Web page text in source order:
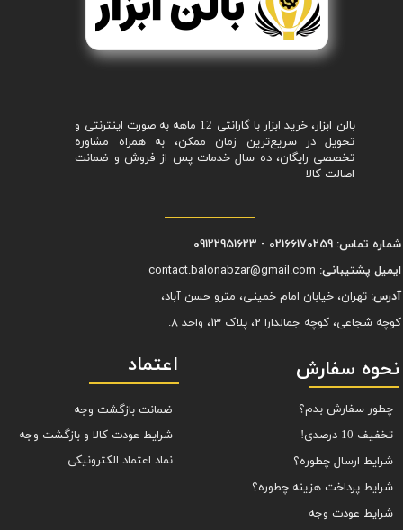
بالن ابزار، خرید ابزار با گارانتی 12 ماهه به صورت اینترنتی و
تحویل در سریع‌ترین زمان ممکن، به همراه مشاوره
تخصصی رایگان، ده سال خدمات پس از فروش و ضمانت
اصالت کالا
شماره تماس: 02166170259 - 09122951623
ایمیل پشتیبانی:
آدرس: تهران، خیابان امام خمینی، مترو حسن آباد،
کوچه شجاعی، کوچه جمالدارا 2، پلاک 13، واحد 8.
نحوه سفارش
چطور سفارش بدم؟
تخفیف 10 درصدی!
شرایط ارسال چطوره؟
شرایط پرداخت هزینه چطوره؟
شرایط عودت وجه
اعتماد
ضمانت بازگشت وجه
شرایط عودت کالا و بازگشت وجه
نماد اعتماد الکترونیکی